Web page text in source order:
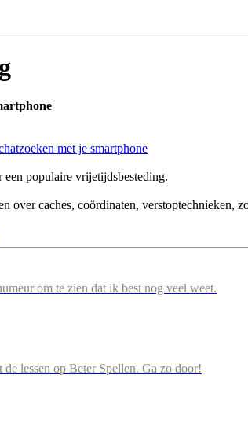
populaire vrijetijdsbesteding.
over caches, coördinaten, verstoptechnieken,
om te zien dat ik best nog veel weet.
de lessen op Beter Spellen. Ga zo door!